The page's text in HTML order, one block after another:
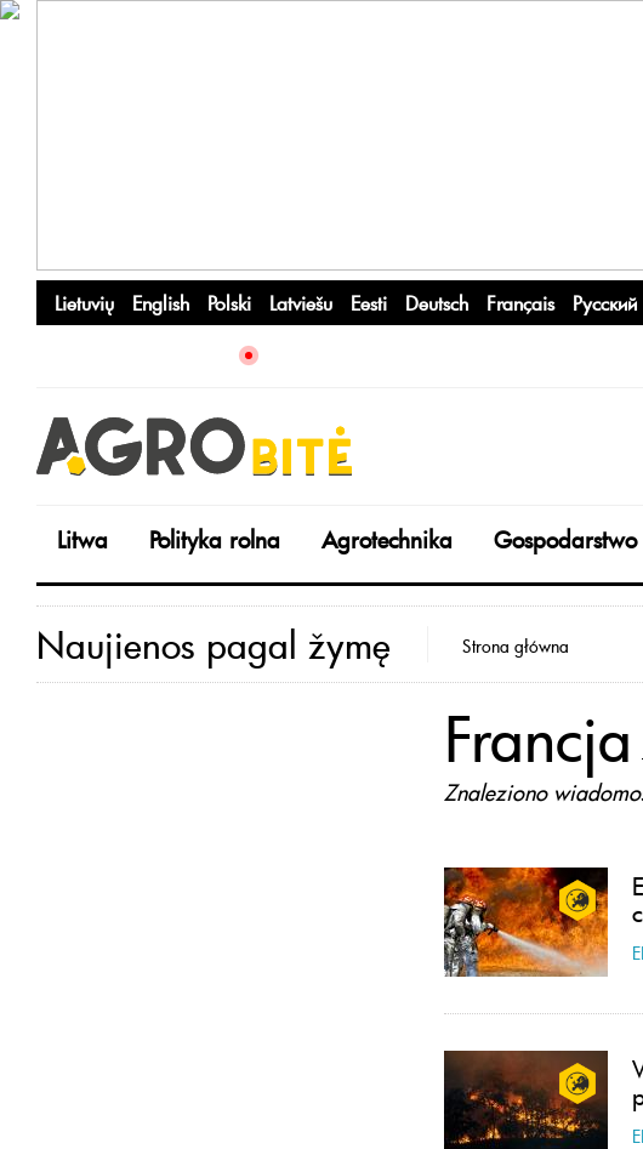
Lietuvių English Polski Latviešu Eesti Deutsch Français Русский
Litwa Polityka rolna Agrotechnika Gospodarstwo
Naujienos pagal žymę Strona główna
Francja
Znaleziono